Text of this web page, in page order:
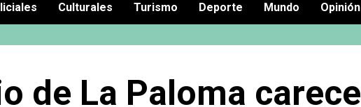
Culturales Turismo Deporte Mundo Opinión
de La Paloma carece